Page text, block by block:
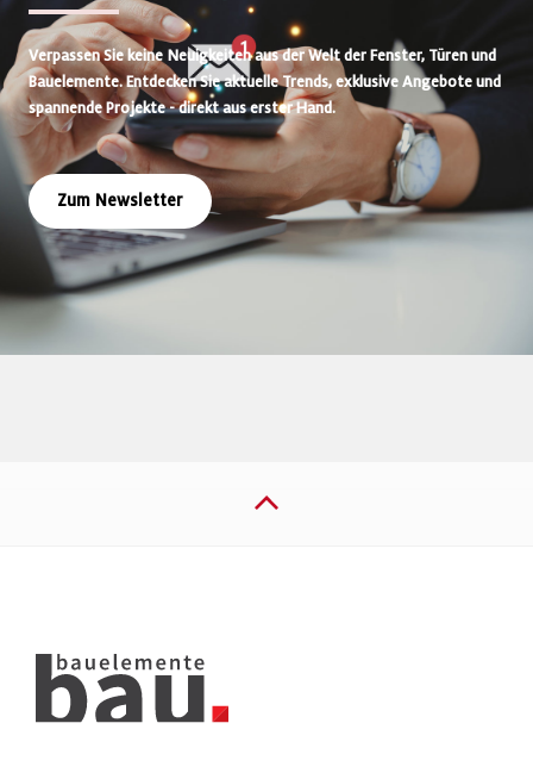
Verpassen Sie keine Neuigkeiten aus der Welt der Fenster, Türen und
Bauelemente. Entdecken Sie aktuelle Trends, exklusive Angebote und
spannende Projekte - direkt aus erster Hand.
Zum Newsletter